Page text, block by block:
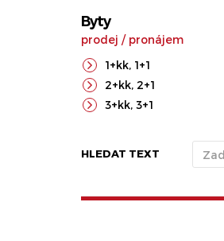
Byty
prodej / pronájem
1+kk, 1+1
2+kk, 2+1
3+kk, 3+1
HLEDAT TEXT